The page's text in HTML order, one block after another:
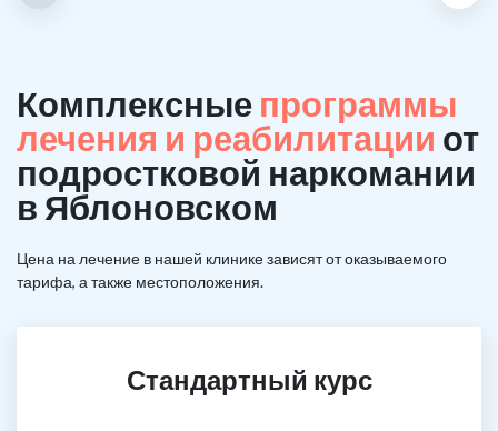
Комплексные программы
лечения и реабилитации от
подростковой наркомании
в Яблоновском
Цена на лечение в нашей клинике зависят от оказываемого
тарифа, а также местоположения.
Стандартный курс